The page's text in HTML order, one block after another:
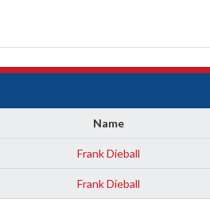
Name
Frank Dieball
Frank Dieball